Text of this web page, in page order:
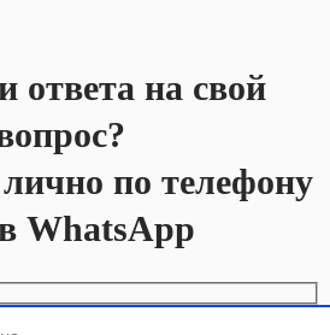
ответа на свой
лично по телефону
WhatsApp